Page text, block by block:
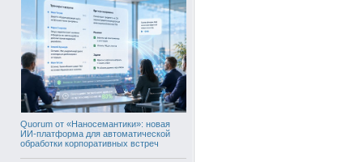
Quorum от «Наносемантики»: новая
ИИ-платформа для автоматической
обработки корпоративных встреч